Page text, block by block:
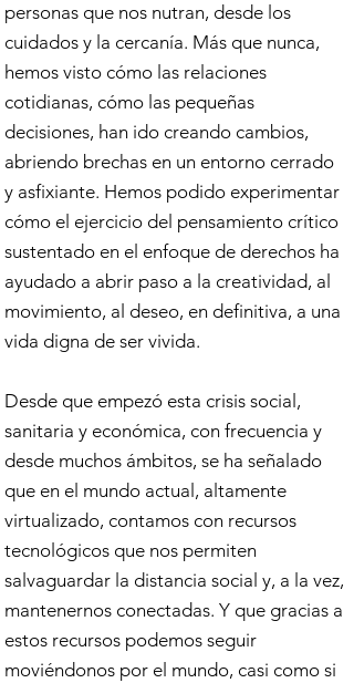
personas que nos nutran, desde los
cuidados y la cercanía. Más que nunca,
hemos visto cómo las relaciones
cotidianas, cómo las pequeñas
decisiones, han ido creando cambios,
abriendo brechas en un entorno cerrado
y asfixiante. Hemos podido experimentar
cómo el ejercicio del pensamiento crítico
sustentado en el enfoque de derechos ha
ayudado a abrir paso a la creatividad, al
movimiento, al deseo, en definitiva, a una
vida digna de ser vivida.
Desde que empezó esta crisis social,
sanitaria y económica, con frecuencia y
desde muchos ámbitos, se ha señalado
que en el mundo actual, altamente
virtualizado, contamos con recursos
tecnológicos que nos permiten
salvaguardar la distancia social y, a la vez,
mantenernos conectadas. Y que gracias a
estos recursos podemos seguir
moviéndonos por el mundo, casi como si